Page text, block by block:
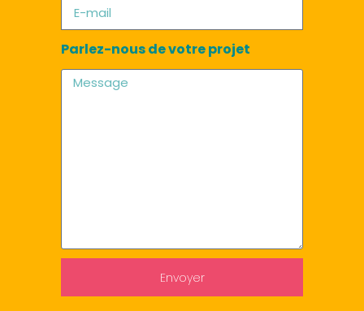
Parlez-nous de votre projet
Envoyer